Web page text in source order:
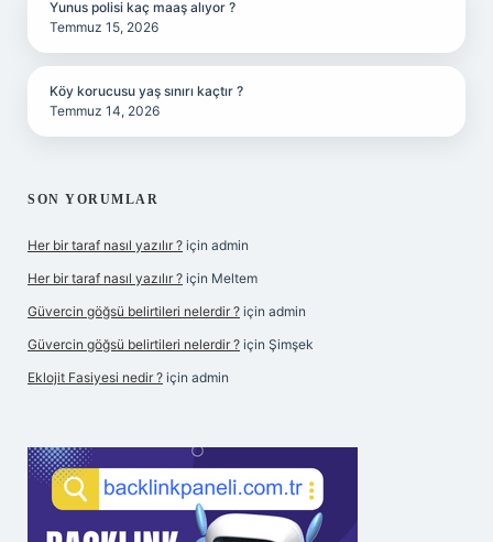
Yunus polisi kaç maaş alıyor ?
Temmuz 15, 2026
Köy korucusu yaş sınırı kaçtır ?
Temmuz 14, 2026
SON YORUMLAR
Her bir taraf nasıl yazılır ? için admin
Her bir taraf nasıl yazılır ? için Meltem
Güvercin göğsü belirtileri nelerdir ? için admin
Güvercin göğsü belirtileri nelerdir ? için Şimşek
Eklojit Fasiyesi nedir ? için admin